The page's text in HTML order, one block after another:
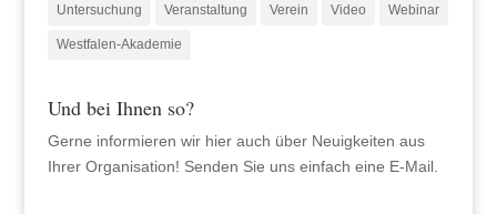
Untersuchung Veranstaltung Verein Video Webinar
Westfalen-Akademie
Und bei Ihnen so?
Gerne informieren wir hier auch über Neuigkeiten aus
Ihrer Organisation! Senden Sie uns einfach eine E-Mail.